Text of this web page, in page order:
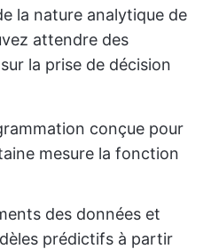
la nature analytique de
attendre des
la prise de décision
conçue pour
mesure la fonction
des données et
prédictifs à partir